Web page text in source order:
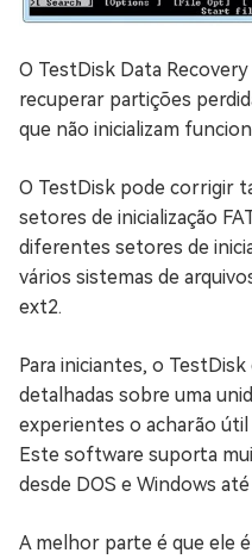
O TestDisk Data
recuperar partições
que não inicializam
O TestDisk pode corrigir
setores de inicialização
diferentes setores de
vários sistemas de
ext2.
Para iniciantes, o
detalhadas sobre uma
experientes o acharão
Este software suporta
desde DOS e Windows
A melhor parte é que ele